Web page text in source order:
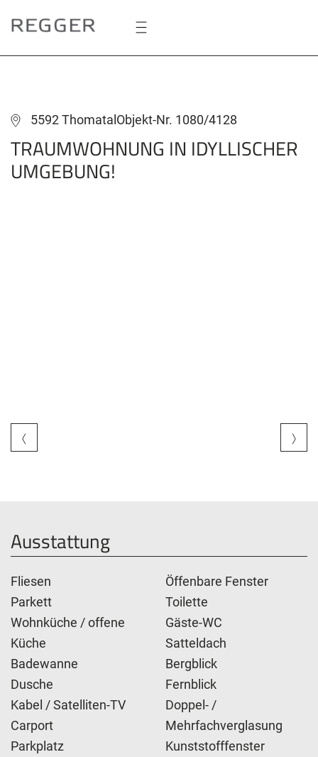
Zum
Hauptinhalt
5592 Thomatal Objekt-Nr. 1080/4128
TRAUMWOHNUNG IN IDYLLISCHER
UMGEBUNG!
Ausstattung
Fliesen
Parkett
Wohnküche / offene
Küche
Badewanne
Dusche
Kabel / Satelliten-TV
Carport
Parkplatz
Öffenbare Fenster
Toilette
Gäste-WC
Satteldach
Bergblick
Fernblick
Doppel- /
Mehrfachverglasung
Kunststofffenster